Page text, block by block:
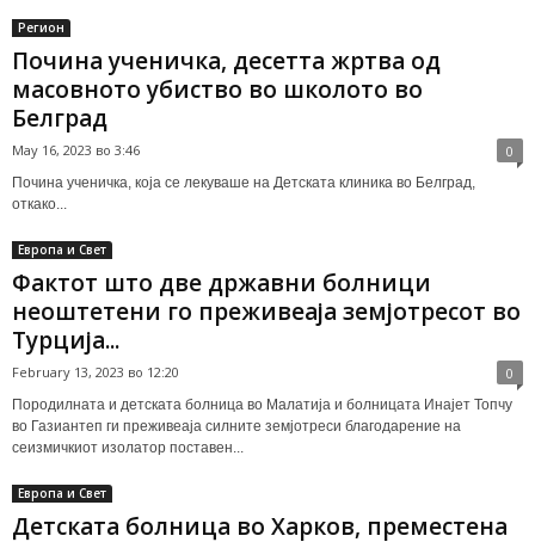
Регион
Почина ученичка, десетта жртва од
масовното убиство во школото во
Белград
May 16, 2023 во 3:46 0
Почина ученичка, која се лекуваше на Детската клиника во Белград,
откако...
Европа и Свет
Фактот што две државни болници
неоштетени го преживеаја земјотресот во
Турција...
February 13, 2023 во 12:20 0
Породилната и детската болница во Малатија и болницата Инајет Топчу
во Газиантеп ги преживеаја силните земјотреси благодарение на
сеизмичкиот изолатор поставен...
Европа и Свет
Детската болница во Харков, преместена